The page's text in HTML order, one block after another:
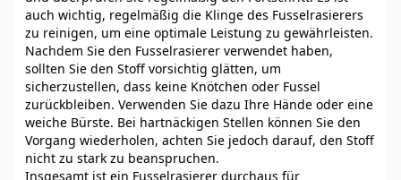
auch wichtig, regelmäßig die Klinge des Fusselrasierers
zu reinigen, um eine optimale Leistung zu gewährleisten.
Nachdem Sie den Fusselrasierer verwendet haben,
sollten Sie den Stoff vorsichtig glätten, um
sicherzustellen, dass keine Knötchen oder Fussel
zurückbleiben. Verwenden Sie dazu Ihre Hände oder eine
weiche Bürste. Bei hartnäckigen Stellen können Sie den
Vorgang wiederholen, achten Sie jedoch darauf, den Stoff
nicht zu stark zu beanspruchen.
Insgesamt ist ein Fusselrasierer durchaus für